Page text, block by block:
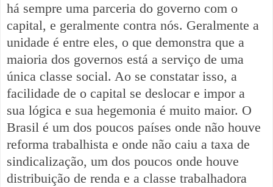
há sempre uma parceria do governo com o
capital, e geralmente contra nós. Geralmente a
unidade é entre eles, o que demonstra que a
maioria dos governos está a serviço de uma
única classe social. Ao se constatar isso, a
facilidade de o capital se deslocar e impor a
sua lógica e sua hegemonia é muito maior. O
Brasil é um dos poucos países onde não houve
reforma trabalhista e onde não caiu a taxa de
sindicalização, um dos poucos onde houve
distribuição de renda e a classe trabalhadora